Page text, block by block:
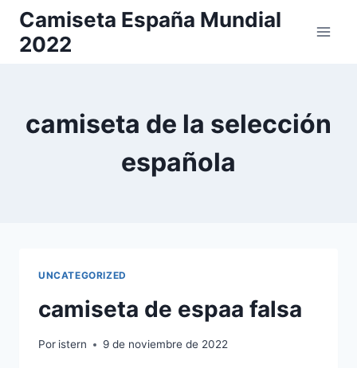
Saltar
contenido
Camiseta España Mundial
2022
camiseta de la selección
española
UNCATEGORIZED
camiseta de espaa falsa
Por istern 9 de noviembre de 2022